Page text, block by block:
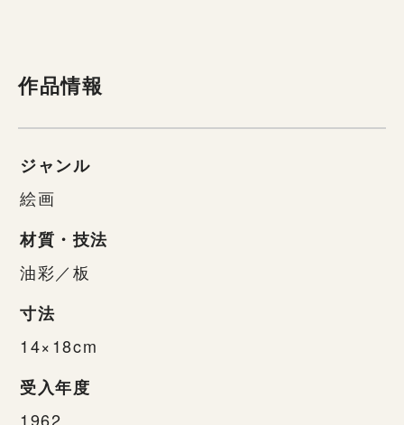
作品情報
ジャンル
絵画
材質・技法
油彩／板
寸法
14×18cm
受入年度
1962